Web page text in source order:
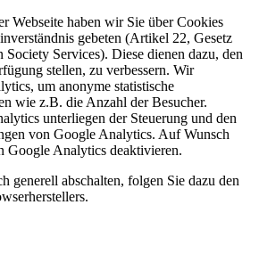
Webseite haben wir Sie über Cookies
gebeten (Artikel 22, Gesetz
Services). Diese dienen dazu, den
stellen, zu verbessern. Wir
um anonyme statistische
wie z.B. die Anzahl der Besucher.
unterliegen der Steuerung und den
von Google Analytics. Auf Wunsch
Google Analytics deaktivieren.
generell abschalten, folgen Sie dazu den